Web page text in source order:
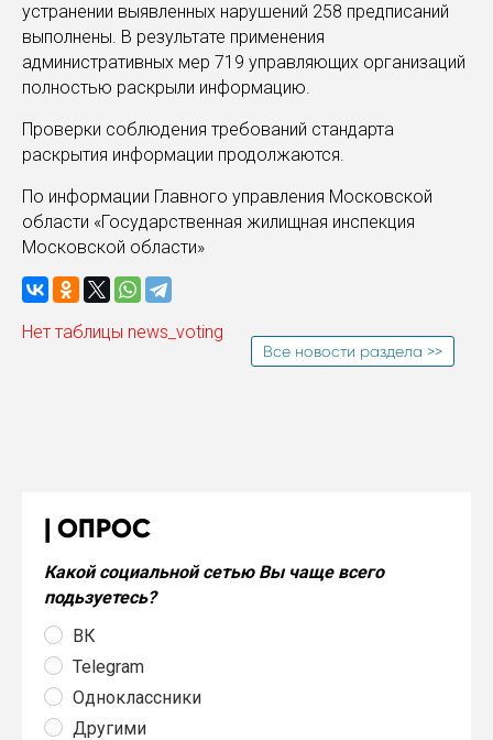
устранении выявленных нарушений 258 предписаний
выполнены. В результате применения
административных мер 719 управляющих организаций
полностью раскрыли информацию.
Проверки соблюдения требований стандарта
раскрытия информации продолжаются.
По информации Главного управления Московской
области «Государственная жилищная инспекция
Московской области»
Нет таблицы news_voting
Все новости раздела >>
ОПРОС
Какой социальной сетью Вы чаще всего
подьзуетесь?
ВК
Telegram
Одноклассники
Другими